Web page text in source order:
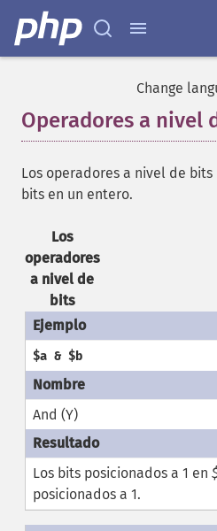
Change
Operadores a nivel
Los operadores a nivel de
bits en un entero.
Los
operadores
a nivel de
bits
$a & $b
And (Y)
Los bits posicionados a 1 en
posicionados a 1.